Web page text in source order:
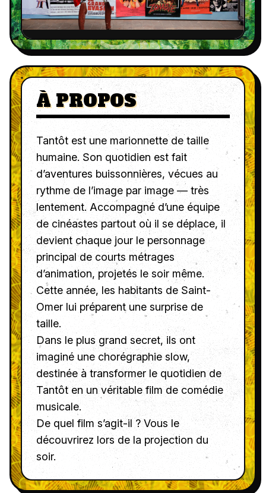
À PROPOS
Tantôt est une marionnette de taille
humaine. Son quotidien est fait
d’aventures buissonnières, vécues au
rythme de l’image par image — très
lentement. Accompagné d’une équipe
de cinéastes partout où il se déplace, il
devient chaque jour le personnage
principal de courts métrages
d’animation, projetés le soir même.
Cette année, les habitants de Saint-
Omer lui préparent une surprise de
taille.
Dans le plus grand secret, ils ont
imaginé une chorégraphie slow,
destinée à transformer le quotidien de
Tantôt en un véritable film de comédie
musicale.
De quel film s’agit-il ? Vous le
découvrirez lors de la projection du